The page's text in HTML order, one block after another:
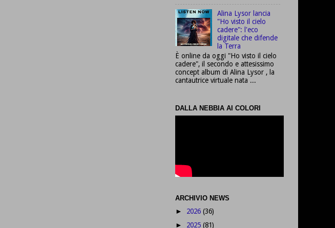
Alina Lysor lancia
"Ho visto il cielo
cadere": l'eco
digitale che difende
la Terra
È online da oggi "Ho visto il cielo
cadere", il secondo e attesissimo
concept album di Alina Lysor , la
cantautrice virtuale nata ...
DALLA NEBBIA AI COLORI
ARCHIVIO NEWS
► 2026 (36)
► 2025 (81)